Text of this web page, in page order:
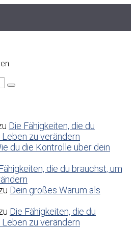
Die Fähigkeiten, die du
zu verändern
du die Kontrolle über dein
die du brauchst, um
Dein großes Warum als
Die Fähigkeiten, die du
zu verändern